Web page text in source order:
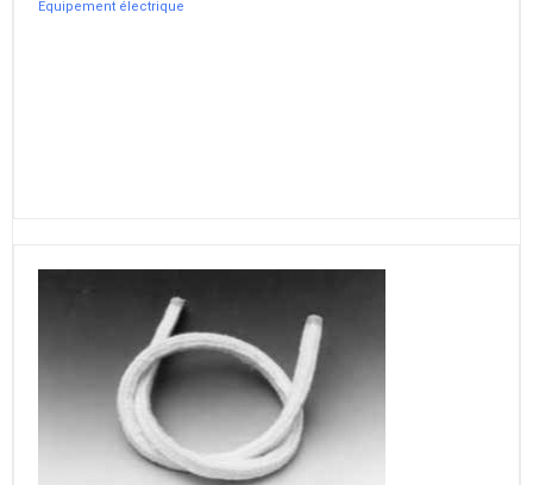
Equipement électrique